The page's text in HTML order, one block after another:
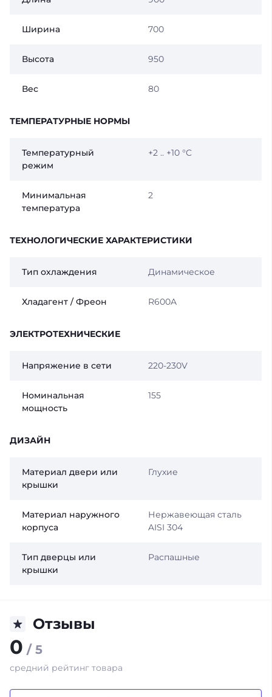
Ширина 700
Высота 950
Вес 80
ТЕМПЕРАТУРНЫЕ НОРМЫ
Температурный
режим
+2 .. +10 °C
Минимальная
температура
2
ТЕХНОЛОГИЧЕСКИЕ ХАРАКТЕРИСТИКИ
Тип охлаждения Динамическое
Хладагент / Фреон R600A
ЭЛЕКТРОТЕХНИЧЕСКИЕ
Напряжение в сети 220-230V
Номинальная
мощность
155
ДИЗАЙН
Материал двери или
крышки
Глухие
Материал наружного
корпуса
Нержавеющая сталь
AISI 304
Тип дверцы или
крышки
Распашные
Отзывы
0 / 5
средний рейтинг товара